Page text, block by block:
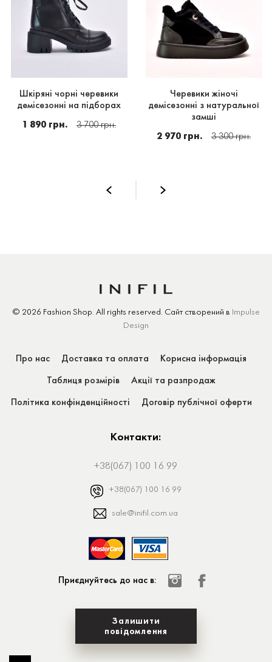
Шкіряні чорні черевики
демісезонні на підборах
1 890 грн. 3 700 грн.
Черевики жіночі
демісезонні з натуральної
замші
2 970 грн. 3 300 грн.
© 2026 Fashion Shop. All rights reserved. Сайт створений в
Impulse
Design
Про нас Доставка та оплата Корисна інформація
Таблиця розмірів Акції та разпродаж
Політика конфінденційності Договір публічної оферти
Контакти:
+38(067) 100 16 99
+38(067) 100 16 99
sale@inifil.com.ua
Приєднуйтесь до нас в:
Залишити
повідомлення